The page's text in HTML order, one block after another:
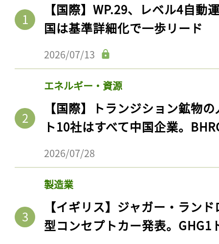
【国際】WP.29、レベル4自動
国は基準詳細化で一歩リード
2026/07/13
エネルギー・資源
【国際】トランジション鉱物
ト10社はすべて中国企業。
2026/07/28
製造業
【イギリス】ジャガー・ラン
型コンセプトカー発表。GHG1